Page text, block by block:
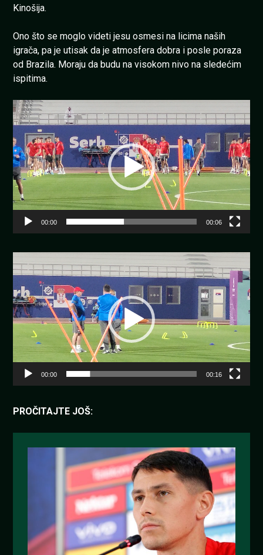
Kinošija.
Ono što se moglo videti jesu osmesi na licima naših
igrača, pa je utisak da je atmosfera dobra i posle poraza
od Brazila. Moraju da budu na visokom nivo na sledećim
ispitima.
Pregledač
video
zapisa
00:00 00:06
video
zapisa
00:00 00:16
PROČITAJTE JOŠ: